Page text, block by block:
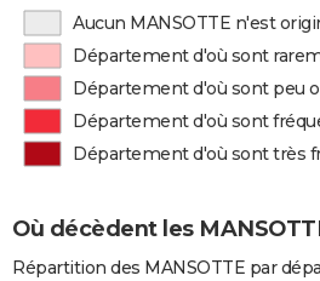
Aucun MANSOTTE n'est
Département d'où sont
Département d'où sont peu
Département d'où sont
Département d'où sont très
Où décèdent les
Répartition des MANSOTTE par